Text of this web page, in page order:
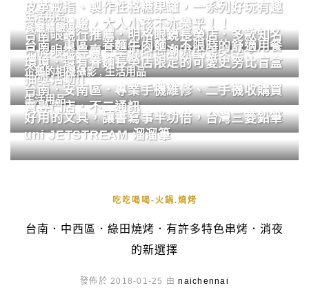
皮革戒指、製作性格糖果罐，一系列好玩有趣
的手作體驗，大人小孩不亦樂乎！！
生活用品
台南眼鏡行推薦．明格眼鏡長榮店．多款知名
品牌眼鏡專賣．掌握時尚潮流配鏡美學。
餐廳體驗
台南．東區．眷麵牛肉麵．不限時的舒適用餐
環境．還有眷麵長榮店限定的可愛史努比盲盒
抽獎活動!!
企鵝的相機攝影,生活用品
台南．安南區．專業手機維修、二手機收購買
賣專門店．不二通訊
生活用品
好用的文具，讓書寫事半功倍，台灣三菱鉛筆
uni JETSTREAM 溜溜筆
吃吃喝喝-火鍋.燒烤
台南．中西區．綠田燒烤．有許多特色串烤．消夜
的新選擇
發佈於 2018-01-25 由naichennai